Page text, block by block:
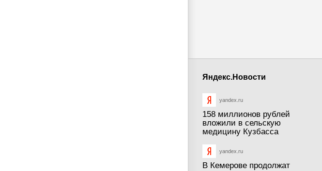
Яндекс.Новости
yandex.ru
158 миллионов рублей
вложили в сельскую
медицину Кузбасса
yandex.ru
В Кемерове продолжат